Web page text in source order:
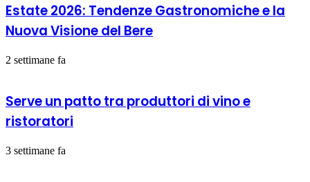
Estate 2026: Tendenze Gastronomiche e la
Nuova Visione del Bere
2 settimane fa
Serve un patto tra produttori di vino e
ristoratori
3 settimane fa